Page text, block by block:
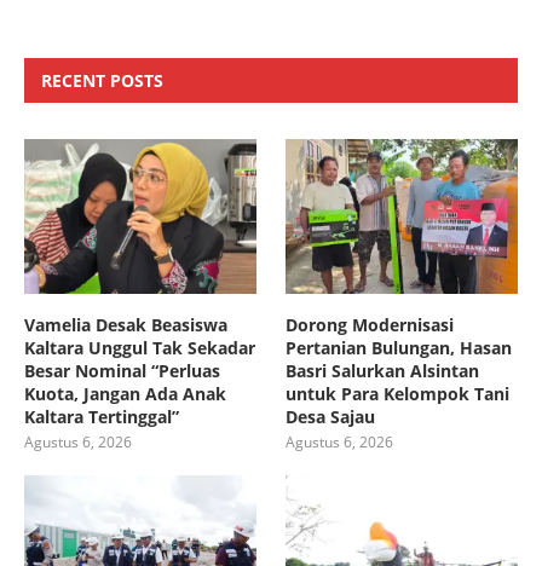
RECENT POSTS
Vamelia Desak Beasiswa
Kaltara Unggul Tak Sekadar
Besar Nominal “Perluas
Kuota, Jangan Ada Anak
Kaltara Tertinggal”
Agustus 6, 2026
Dorong Modernisasi
Pertanian Bulungan, Hasan
Basri Salurkan Alsintan
untuk Para Kelompok Tani
Desa Sajau
Agustus 6, 2026